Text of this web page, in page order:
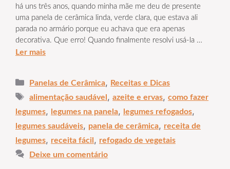
há uns três anos, quando minha mãe me deu de presente
uma panela de cerâmica linda, verde clara, que estava ali
parada no armário porque eu achava que era apenas
decorativa. Que erro! Quando finalmente resolvi usá-la …
Ler mais
Categorias
Panelas de Cerâmica, Receitas e Dicas
Tags
alimentação saudável ,azeite e ervas,como fazer
legumes, legumes na panela, legumes refogados,
legumes saudáveis, panela de cerâmica, receita de
legumes, receita fácil , refogado de vegetais
Deixe um comentário